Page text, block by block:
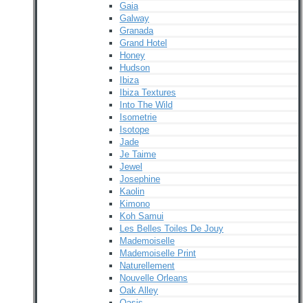
Gaia
Galway
Granada
Grand Hotel
Honey
Hudson
Ibiza
Ibiza Textures
Into The Wild
Isometrie
Isotope
Jade
Je Taime
Jewel
Josephine
Kaolin
Kimono
Koh Samui
Les Belles Toiles De Jouy
Mademoiselle
Mademoiselle Print
Naturellement
Nouvelle Orleans
Oak Alley